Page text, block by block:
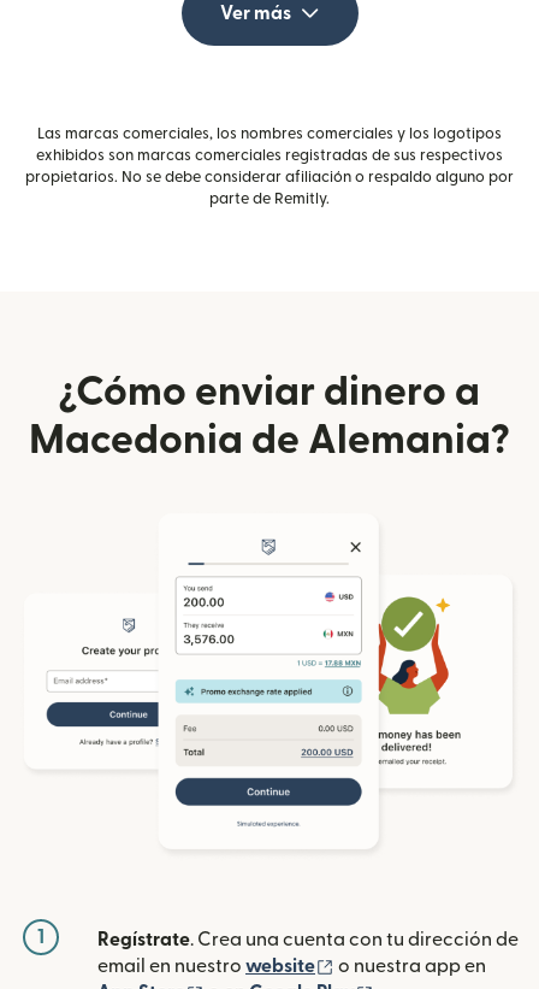
Ver más
Las marcas comerciales, los nombres comerciales y los logotipos
exhibidos son marcas comerciales registradas de sus respectivos
propietarios. No se debe considerar afiliación o respaldo alguno por
parte de Remitly.
¿Cómo enviar dinero a
Macedonia de Alemania?
1 Regístrate. Crea una cuenta con tu dirección de
email en nuestro website (se abre en una
o nuestra app en